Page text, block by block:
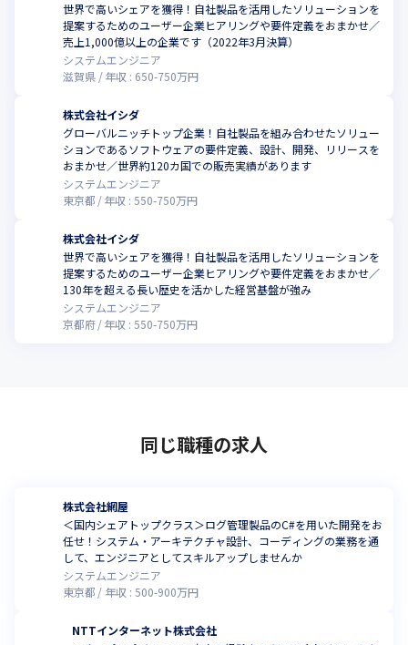
世界で高いシェアを獲得！自社製品を活用したソリューションを
提案するためのユーザー企業ヒアリングや要件定義をおまかせ／
売上1,000億以上の企業です（2022年3月決算）
システムエンジニア
滋賀県
年収 : 650-750万円
株式会社イシダ
グローバルニッチトップ企業！自社製品を組み合わせたソリュー
ションであるソフトウェアの要件定義、設計、開発、リリースを
おまかせ／世界約120カ国での販売実績があります
システムエンジニア
東京都
年収 :550-750万円
株式会社イシダ
世界で高いシェアを獲得！自社製品を活用したソリューションを
提案するためのユーザー企業ヒアリングや要件定義をおまかせ／
130年を超える長い歴史を活かした経営基盤が強み
システムエンジニア
京都府
年収 :550-750万円
同じ職種の求人
株式会社網屋
＜国内シェアトップクラス＞ログ管理製品のC#を用いた開発をお
任せ！システム・アーキテクチャ設計、コーディングの業務を通
して、エンジニアとしてスキルアップしませんか
システムエンジニア
東京都
年収 : 500-900万円
NTTインターネット株式会社